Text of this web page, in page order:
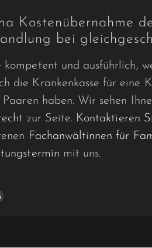
Kostenübernahme
bei
und ausführlich,
die Krankenkasse für eine
haben. Wir sehen
zur Seite. Kontaktieren
Fachanwältinnen für
mit uns.